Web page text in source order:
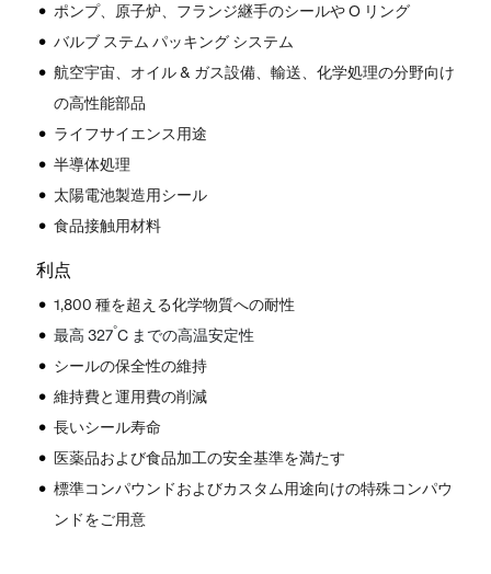
ポンプ、原子炉、フランジ継手のシールや O リング
バルブ ステム パッキング システム
航空宇宙、オイル & ガス設備、輸送、化学処理の分野向け
の高性能部品
ライフサイエンス用途
半導体処理
太陽電池製造用シール
食品接触用材料
利点
1,800 種を超える化学物質への耐性
最高 327°C までの高温安定性
シールの保全性の維持
維持費と運用費の削減
長いシール寿命
医薬品および食品加工の安全基準を満たす
標準コンパウンドおよびカスタム用途向けの特殊コンパウ
ンドをご用意